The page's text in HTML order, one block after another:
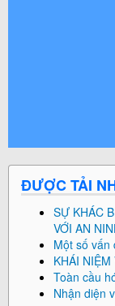
ĐƯỢC TẢI
SỰ KHÁC
VỚI AN
Một số vấn
KHÁI
Toàn cầu
Nhận diện